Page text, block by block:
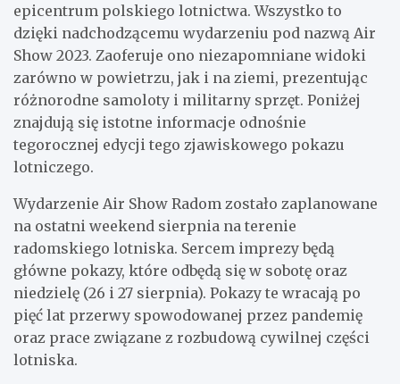
epicentrum polskiego lotnictwa. Wszystko to
dzięki nadchodzącemu wydarzeniu pod nazwą Air
Show 2023. Zaoferuje ono niezapomniane widoki
zarówno w powietrzu, jak i na ziemi, prezentując
różnorodne samoloty i militarny sprzęt. Poniżej
znajdują się istotne informacje odnośnie
tegorocznej edycji tego zjawiskowego pokazu
lotniczego.
Wydarzenie Air Show Radom zostało zaplanowane
na ostatni weekend sierpnia na terenie
radomskiego lotniska. Sercem imprezy będą
główne pokazy, które odbędą się w sobotę oraz
niedzielę (26 i 27 sierpnia). Pokazy te wracają po
pięć lat przerwy spowodowanej przez pandemię
oraz prace związane z rozbudową cywilnej części
lotniska.